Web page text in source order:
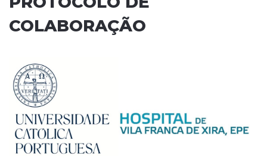
COLABORAÇÃO